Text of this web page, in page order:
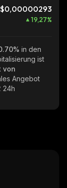
$0,00000293
19,27%
in den
ist
von
Angebot
24h